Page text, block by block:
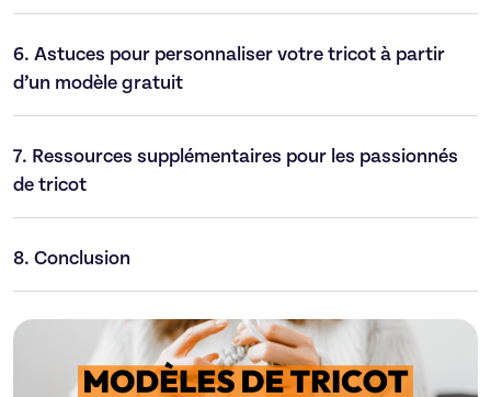
6. Astuces pour personnaliser votre tricot à partir
d’un modèle gratuit
7. Ressources supplémentaires pour les passionnés
de tricot
8. Conclusion